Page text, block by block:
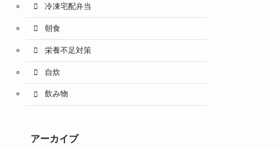
冷凍宅配弁当
朝食
栄養不足対策
自炊
飲み物
アーカイブ